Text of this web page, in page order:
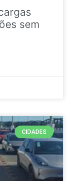
sem
CIDADES